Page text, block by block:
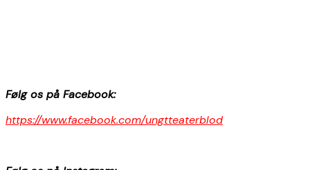
Følg os på Facebook:
https://www.facebook.com/ungtteaterblod